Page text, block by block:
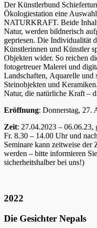
Der Künstlerbund
Ökologiestation eine
NATURKRAFT. Beide
Natur, werden bildnerisch
gepriesen. Die Individualität
Künstlerinnen und Künstler
Objekten wider. So reichen
fotogetreuer Malerei und
Landschaften, Aquarelle und
Steinobjekten und
Natur, die natürliche Kraft –
Eröffnung: Donnerstag, 27.
Zeit: 27.04.2023 –
Fr. 8.30 – 14.00 Uhr und
Seminare kann zeitweise der
werden – bitte informieren
sicherheitshalber bei uns!)
2022
Die Gesichter Nepals